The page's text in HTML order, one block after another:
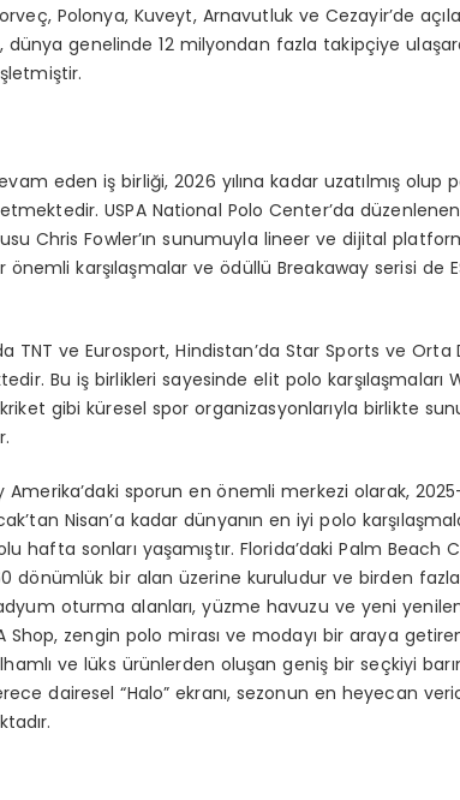
ç, Polonya, Kuveyt, Arnavutluk ve Cezayir’de açı
dünya genelinde 12 milyondan fazla takipçiye ulaş
şletmiştir.
eden işbirliği, 2026 yılına kadar uzatılmış olup
USPA National Polo Center’da dü
Chris Fowler’ın sunumuyla lineer ve dijital
önemli karşılaşmalar veödüllü Breakaway serisi de
TNT ve Eurosport, Hindistan’da Star Sports ve Orta
Bu iş birlikleri sayesinde elit polo karşılaşmaları
gibi küresel spor organizasyonlarıyla birlikte
Amerika’daki sporun enönemli merkezi olarak,
’tan Nisan’a kadar dünyanın en iyi polo karşılaş
hafta sonları yaşamıştır. Florida’daki Palm Beach
dönümlük bir alan üzerine kuruludur ve birden
oturma alanları, yüzme havuzu ve yeni
Shop, zengin polo mirası ve modayı bir araya
ıve lüks ürünlerden oluşan genişbir seçkiyi barı
dairesel“Halo”ekranı, sezonun en heyecan
ır.